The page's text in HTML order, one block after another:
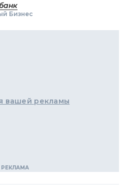
Бизнес
вашей рекламы